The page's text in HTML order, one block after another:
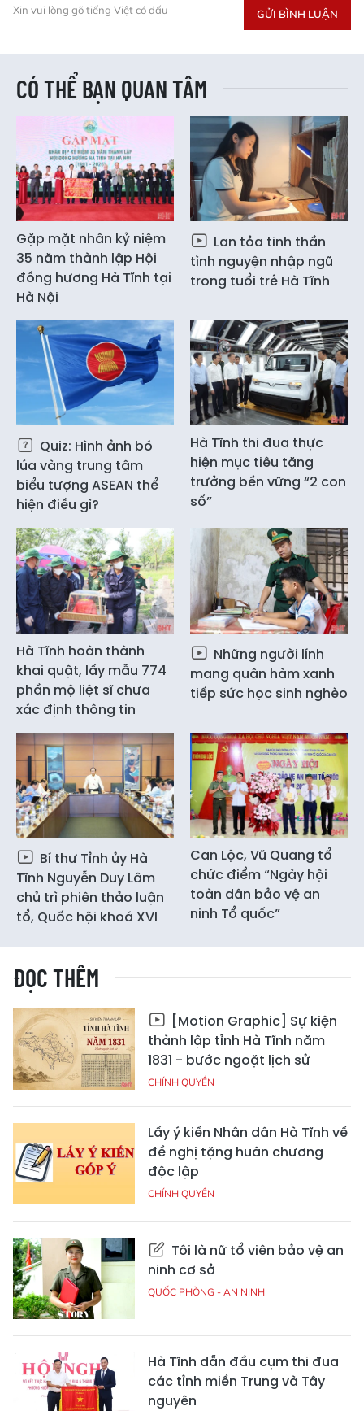
Xin vui lòng gõ tiếng Việt có dấu GỬI BÌNH LUẬN
CÓ THỂ BẠN QUAN TÂM
Gặp mặt nhân kỷ niệm
35 năm thành lập Hội
đồng hương Hà Tĩnh tại
Hà Nội
Lan tỏa tinh thần
tình nguyện nhập ngũ
trong tuổi trẻ Hà Tĩnh
Quiz: Hình ảnh bó
lúa vàng trung tâm
biểu tượng ASEAN thể
hiện điều gì?
Hà Tĩnh thi đua thực
hiện mục tiêu tăng
trưởng bền vững “2 con
số”
Hà Tĩnh hoàn thành
khai quật, lấy mẫu 774
phần mộ liệt sĩ chưa
xác định thông tin
Những người lính
mang quân hàm xanh
tiếp sức học sinh nghèo
Bí thư Tỉnh ủy Hà
Tĩnh Nguyễn Duy Lâm
chủ trì phiên thảo luận
tổ, Quốc hội khoá XVI
Can Lộc, Vũ Quang tổ
chức điểm “Ngày hội
toàn dân bảo vệ an
ninh Tổ quốc”
ĐỌC THÊM
[Motion Graphic] Sự kiện
thành lập tỉnh Hà Tĩnh năm
1831 - bước ngoặt lịch sử
CHÍNH QUYỀN
Lấy ý kiến Nhân dân Hà Tĩnh về
đề nghị tặng huân chương
độc lập
CHÍNH QUYỀN
Tôi là nữ tổ viên bảo vệ an
ninh cơ sở
QUỐC PHÒNG - AN NINH
Hà Tĩnh dẫn đầu cụm thi đua
các tỉnh miền Trung và Tây
nguyên